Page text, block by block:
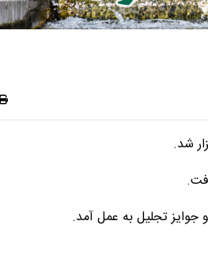
شد.
جوایز تجلیل به عمل آمد.